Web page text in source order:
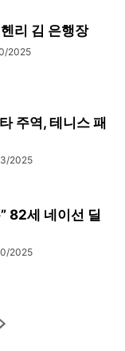
리 김 은행장
2025
주역, 테니스 패
2025
82세 네이선 딜
2025